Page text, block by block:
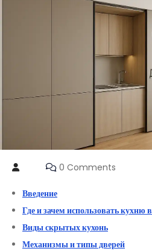
0 Comments
Введение
Где и зачем использовать кухню
Виды скрытых кухонь
Механизмы и типы дверей